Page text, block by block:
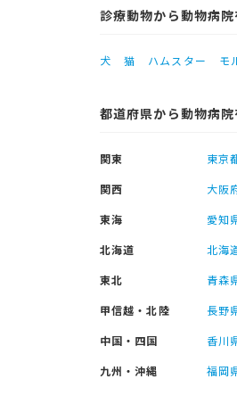
診療動物から動物病院
犬 猫 ハムスター モ
都道府県から動物病院
関東 東京
関西
大阪
東海
愛知
北海道
北海
東北
青森
甲信越・北陸
長野
中国・四国
香川
九州・沖縄
福岡